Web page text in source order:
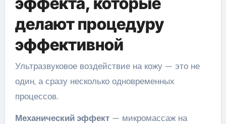
делают процедуру
эффективной
Ультразвуковое воздействие на кожу — это не
один, а сразу несколько одновременных
процессов.
Механический эффект— микромассаж на